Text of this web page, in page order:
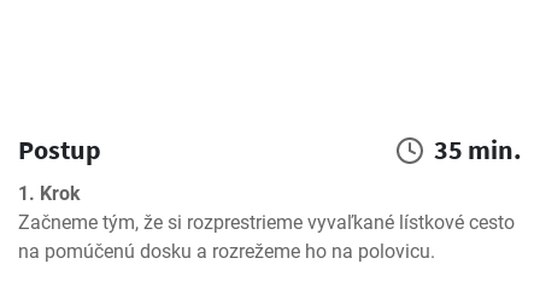
Postup 35 min.
1. Krok
Začneme tým, že si rozprestrieme vyvaľkané lístkové cesto
na pomúčenú dosku a rozrežeme ho na polovicu.